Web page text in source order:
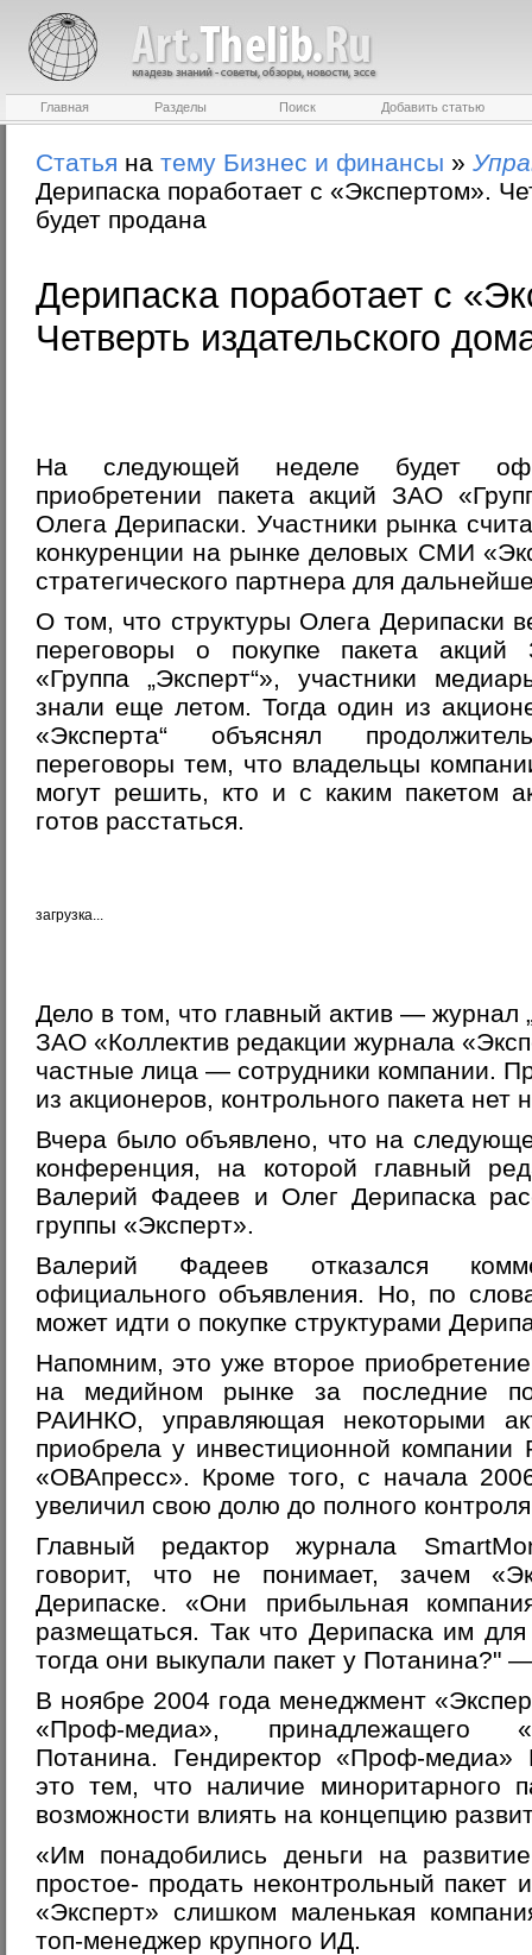
Главная Разделы Поиск Добавить статью
Статья на тему Бизнес и финансы »
Дерипаска поработает с «Экспертом».
будет продана
Дерипаска поработает с
Четверть издательского
На следующей неделе будет
приобретении пакета акций ЗАО
Олега Дерипаски. Участники рынка
конкуренции на рынке деловых СМИ
стратегического партнера для
О том, что структуры Олега Дерипаски
переговоры о покупке пакета акций
«Группа „Эксперт“», участники
знали еще летом. Тогда один из
«Эксперта“ объяснял
переговоры тем, что владельцы
могут решить, кто и с каким пакетом
готов расстаться.
загрузка...
Дело в том, что главный актив — журнал
ЗАО «Коллектив редакции журнала
частные лица — сотрудники компании.
из акционеров, контрольного пакета нет
Вчера было объявлено, что на
конференция, на которой главный
Валерий Фадеев и Олег Дерипаска
группы «Эксперт».
Валерий Фадеев отказался
официального объявления. Но, по
может идти о покупке структурами
Напомним, это уже второе
на медийном рынке за последние
РАИНКО, управляющая некоторыми
приобрела у инвестиционной
«ОВАпресс». Кроме того, с начала
увеличил свою долю до полного
Главный редактор журнала
говорит, что не понимает, зачем
Дерипаске. «Они прибыльная
размещаться. Так что Дерипаска им
тогда они выкупали пакет у Потанина?"
В ноябре 2004 года менеджмент
«Проф-медиа», принадлежащего
Потанина. Гендиректор «Проф-медиа»
это тем, что наличие миноритарного
возможности влиять на концепцию
«Им понадобились деньги на
простое- продать неконтрольный пакет
«Эксперт» слишком маленькая
топ-менеджер крупного ИД.